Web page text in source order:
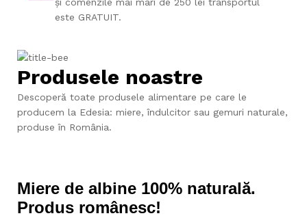
este GRATUIT.
Produsele noastre
Descoperă toate produsele alimentare pe care le
producem la Edesia: miere, îndulcitor sau gemuri naturale,
produse în România.
Miere de albine 100% naturală.
Produs românesc!